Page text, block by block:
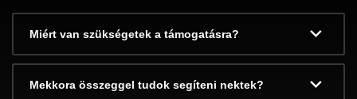
Miért van szükségetek a támogatásra?
Mekkora összeggel tudok segíteni nektek?